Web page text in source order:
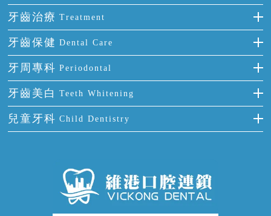
門牙缺失
多顆牙缺失
半口缺失
全口缺失
前牙反頜
牙齒擁擠
牙齒前突
牙齒稀疏
全瓷牙
烤瓷牙
氟斑牙
四環素牙
活動假牙
牙貼面
牙齒治療 Treatment
補牙
智齒
根管治療
拔牙
牙痛
牙齒保健 Dental Care
正確刷牙
全國愛牙日
預防牙病
牙科通識
牙周專科 Periodontal
牙周炎
牙齦出血
牙齦炎
牙齦萎縮
牙齒美白 Teeth Whitening
冷光美白
兒童牙科 Child Dentistry